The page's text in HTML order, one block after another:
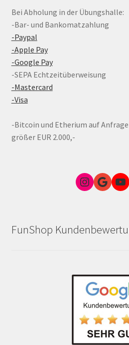
Bei Abholung in der Übungshalle:
-Bar- und Bankomatzahlung
-Paypal
-Apple Pay
-Google Pay
-SEPA Echtzeitüberweisung
-Mastercard
-Visa
-Bitcoin und Etherium auf
größer EUR 2.000,-
Instagram
Google Link zum FunShop Wien
FunShop